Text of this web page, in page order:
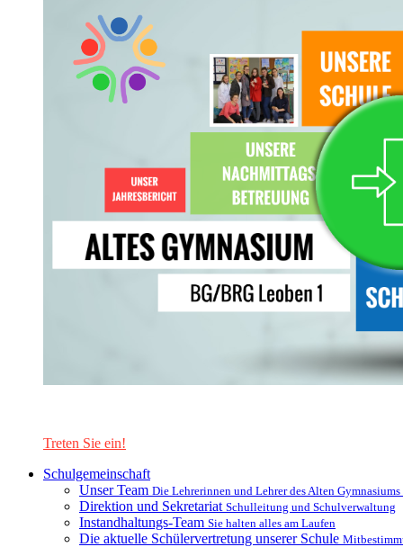
Treten Sie ein!
Schulgemeinschaft
Unser Team Die Lehrerinnen und Lehrer des Alten
Direktion und Sekretariat Schulleitung und Schulverwaltung
Instandhaltungs-Team Sie halten alles am Laufen
Die aktuelle Schülervertretung unserer Schule